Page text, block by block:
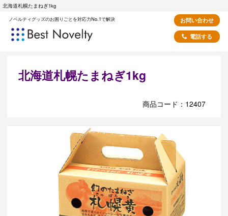
北海道札幌たまねぎ1kg
ノベルティグッズのお困りごとを対応力No.1で解決
お問い合わせ
電話する
北海道札幌たまねぎ1kg
商品コード：12407